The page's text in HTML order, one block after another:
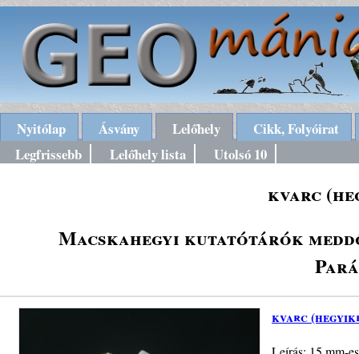
Nyitólap Ásvány Lelőhely
Cikk, Folyóirat
Legfrissebb
Lelőhely lista Utolsó 10
kvarc
Macskahegyi kutatótárók
kvarc